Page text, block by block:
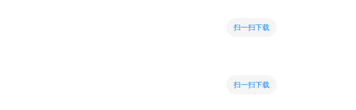
扫一扫下载
扫一扫下载